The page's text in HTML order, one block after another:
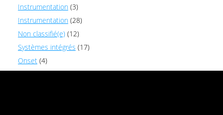
Instrumentation (3)
Instrumentation (28)
Non classifié(e) (12)
Systèmes intégrés (17)
Onset (4)